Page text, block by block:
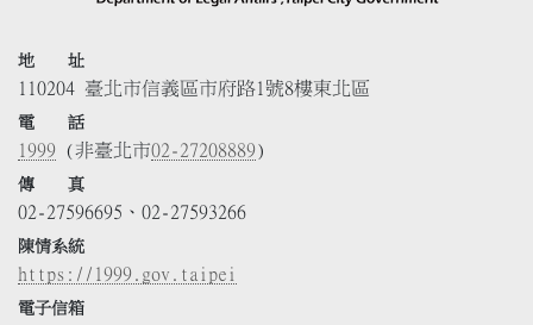
地 址
110204 臺北市信義區市府路1號8樓東北區
電 話
1999 (非臺北市02-27208889)
傳 真
02-27596695、02-27593266
陳情系統
https://1999.gov.taipei
電子信箱